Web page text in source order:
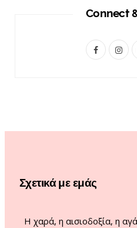
Connect
F
b
I
a
Σχετικά με εμάς
Η χαρά, η αισιοδοξία, η